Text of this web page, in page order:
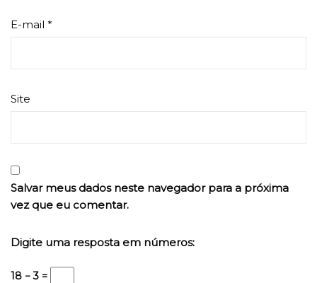
E-mail *
Site
Salvar meus dados neste navegador para a próxima
vez que eu comentar.
Digite uma resposta em números:
18 − 3 =